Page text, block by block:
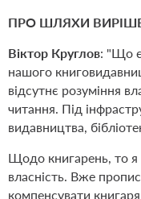
ПРО ШЛЯХИ
Віктор Круглов: "Що
нашого
відсутнє розуміння
читання. Під
видавництва,
Щодо книгарень, то я
власність. Вже
компенсувати